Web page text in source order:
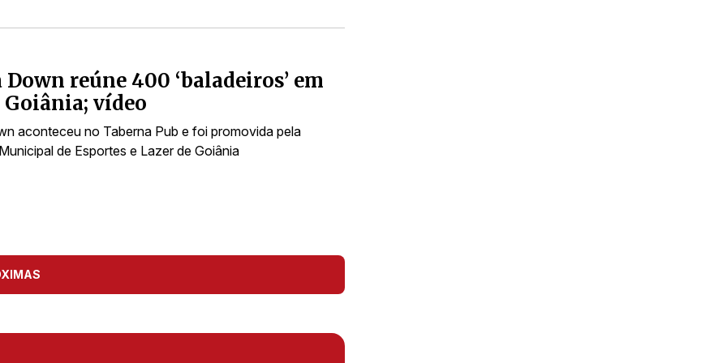
Down reúne 400 ‘baladeiros’ em
Goiânia; vídeo
aconteceu no Taberna Pub e foi promovida pela
de Esportes e Lazer de Goiânia